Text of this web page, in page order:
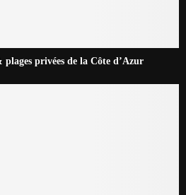
privées de la Côte d’Azur